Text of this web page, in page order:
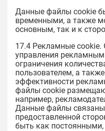
Данные файлы cookie
временными, а также
основным, так и к
17.4 Рекламные
управления
ограничения
пользователем, а
эффективности
файлы cookie
например,
Данные файлы связаны
предоставленной
быть как